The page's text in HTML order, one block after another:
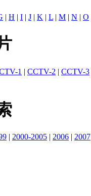
| H | I | J | K | L | M | N | O
1 | CCTV-2 | CCTV-3
| 2000-2005 | 2006 | 2007